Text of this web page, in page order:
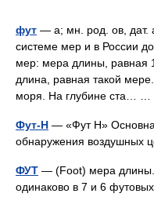
фут — а; мн. род. ов, дат.
системе мер и в России
мер: мера длины, равная
длина, равная такой
моря. На глубине ста… …
Фут-Н — «Фут Н»
обнаружения воздушных
ФУТ — (Foot) мера длины.
одинаково в 7 и 6